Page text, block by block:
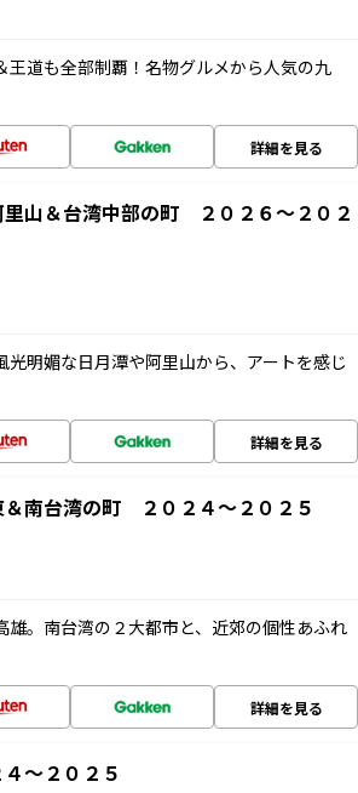
道も全部制覇！名物グルメから人気の九
詳細を見る
＆台湾中部の町 ２０２６～２０２
明媚な日月潭や阿里山から、アートを感じ
詳細を見る
台湾の町 ２０２４～２０２５
。南台湾の２大都市と、近郊の個性あふれ
詳細を見る
～２０２５